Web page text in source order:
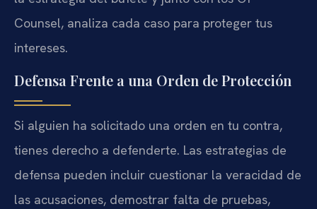
Counsel, analiza cada caso para proteger tus
intereses.
Defensa Frente a una Orden de Protección
Si alguien ha solicitado una orden en tu contra,
tienes derecho a defenderte. Las estrategias de
defensa pueden incluir cuestionar la veracidad de
las acusaciones, demostrar falta de pruebas,